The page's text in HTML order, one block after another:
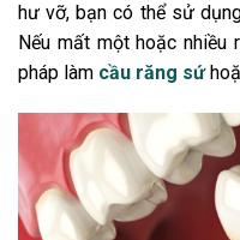
hư vỡ, bạn có thể sử
Nếu mất một hoặc nhiều
pháp làm cầu răng sứ